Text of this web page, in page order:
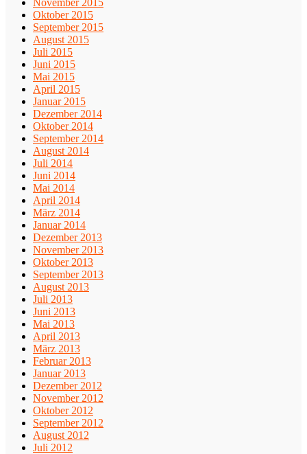
Oktober 2015
September 2015
August 2015
Juli 2015
Juni 2015
Mai 2015
April 2015
Januar 2015
Dezember 2014
Oktober 2014
September 2014
August 2014
Juli 2014
Juni 2014
Mai 2014
April 2014
März 2014
Januar 2014
Dezember 2013
November 2013
Oktober 2013
September 2013
August 2013
Juli 2013
Juni 2013
Mai 2013
April 2013
März 2013
Februar 2013
Januar 2013
Dezember 2012
November 2012
Oktober 2012
September 2012
August 2012
Juli 2012